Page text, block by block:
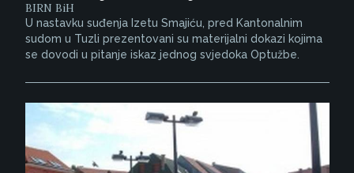
BIRN BiH
U nastavku suđenja Izetu Smajiću, pred Kantonalnim
sudom u Tuzli prezentovani su materijalni dokazi kojima
se dovodi u pitanje iskaz jednog svjedoka Optužbe.